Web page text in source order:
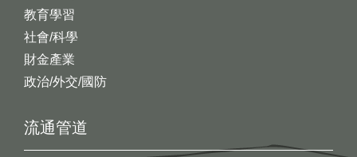
教育學習
社會/科學
財金產業
政治/外交/國防
流通管道